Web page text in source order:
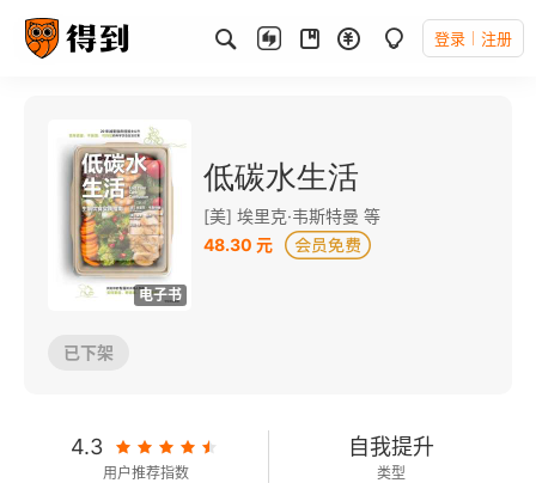
登录 注册
电子书
低碳水生活
[美] 埃里克·韦斯特曼 等
48.30 元
已下架
4.3
用户推荐指数
自我提升
类型